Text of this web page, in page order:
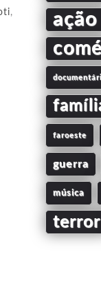
, ação
faroeste
guerra
música
terror